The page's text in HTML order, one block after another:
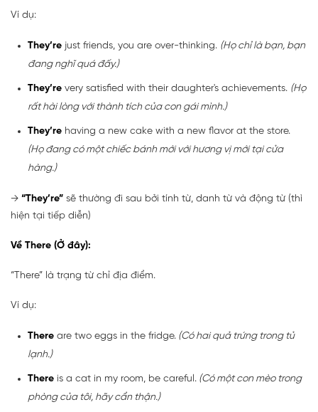
Ví dụ:
They’re just friends, you are over-thinking. (Họ chỉ là bạn, bạn
đang nghĩ quá đấy.)
They’re very satisfied with their daughter's achievements. (Họ
rất hài lòng với thành tích của con gái mình.)
They’re having a new cake with a new flavor at the store.
(Họ đang có một chiếc bánh mới với hương vị mới tại cửa
hàng.)
→ “They’re” sẽ thường đi sau bởi tính từ, danh từ và động từ (thì
hiện tại tiếp diễn)
Về There (Ở đây):
“There” là trạng từ chỉ địa điểm.
Ví dụ:
There are two eggs in the fridge. (Có hai quả trứng trong tủ
lạnh.)
There is a cat in my room, be careful. (Có một con mèo trong
phòng của tôi, hãy cẩn thận.)